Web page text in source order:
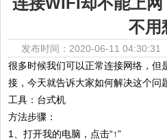
不用
发布时间：2020-06-11
很多时候我们可以正常连接网络，但
接，今天就告诉大家如何解决这个问
工具：台式机
方法步骤：
1、打开我的电脑，点击“↑”